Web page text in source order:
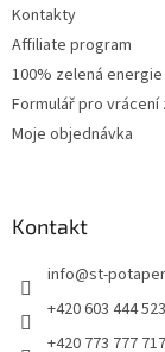
Kontakty
Affiliate program
100% zelená
Formulář pro vrácení
Moje objednávka
Kontakt
info@st-
+420 603 444 523
+420 773 777 717